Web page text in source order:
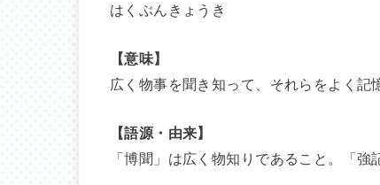
はくぶんきょうき
【意味】
広く物事を聞き知って、それらをよく記
【語源・由来】
「博聞」は広く物知りであること。「強